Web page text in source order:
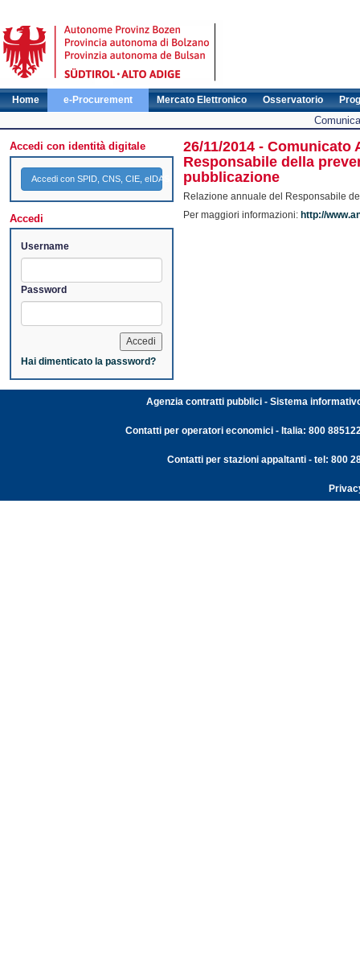
Home e-Procurement Mercato Elettronico Osservatorio
Accedi con identità digitale
Accedi con SPID, CNS, CIE, eIDAS
Accedi
Username
Password
Hai dimenticato la password?
26/11/2014 - Comunicato
Responsabile della
pubblicazione
Relazione annuale del Responsabile
Per maggiori informazioni: http://
Agenzia contratti pubblici - Sistema
Contatti per operatori economici - Italia: 800
Contatti per stazioni appaltanti - tel: 800